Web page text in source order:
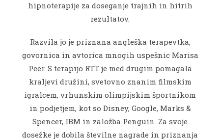
hipnoterapije za doseganje trajnih in hitrih
rezultatov.
Razvila jo je priznana angleška terapevtka,
govornica in avtorica mnogih uspešnic Marisa
Peer. S terapijo RTT je med drugim pomagala
kraljevi družini, svetovno znanim filmskim
igralcem, vrhunskim olimpijskim športnikom
in podjetjem, kot so Disney, Google, Marks &
Spencer, IBM in založba Penguin. Za svoje
dosežke je dobila številne nagrade in priznanja